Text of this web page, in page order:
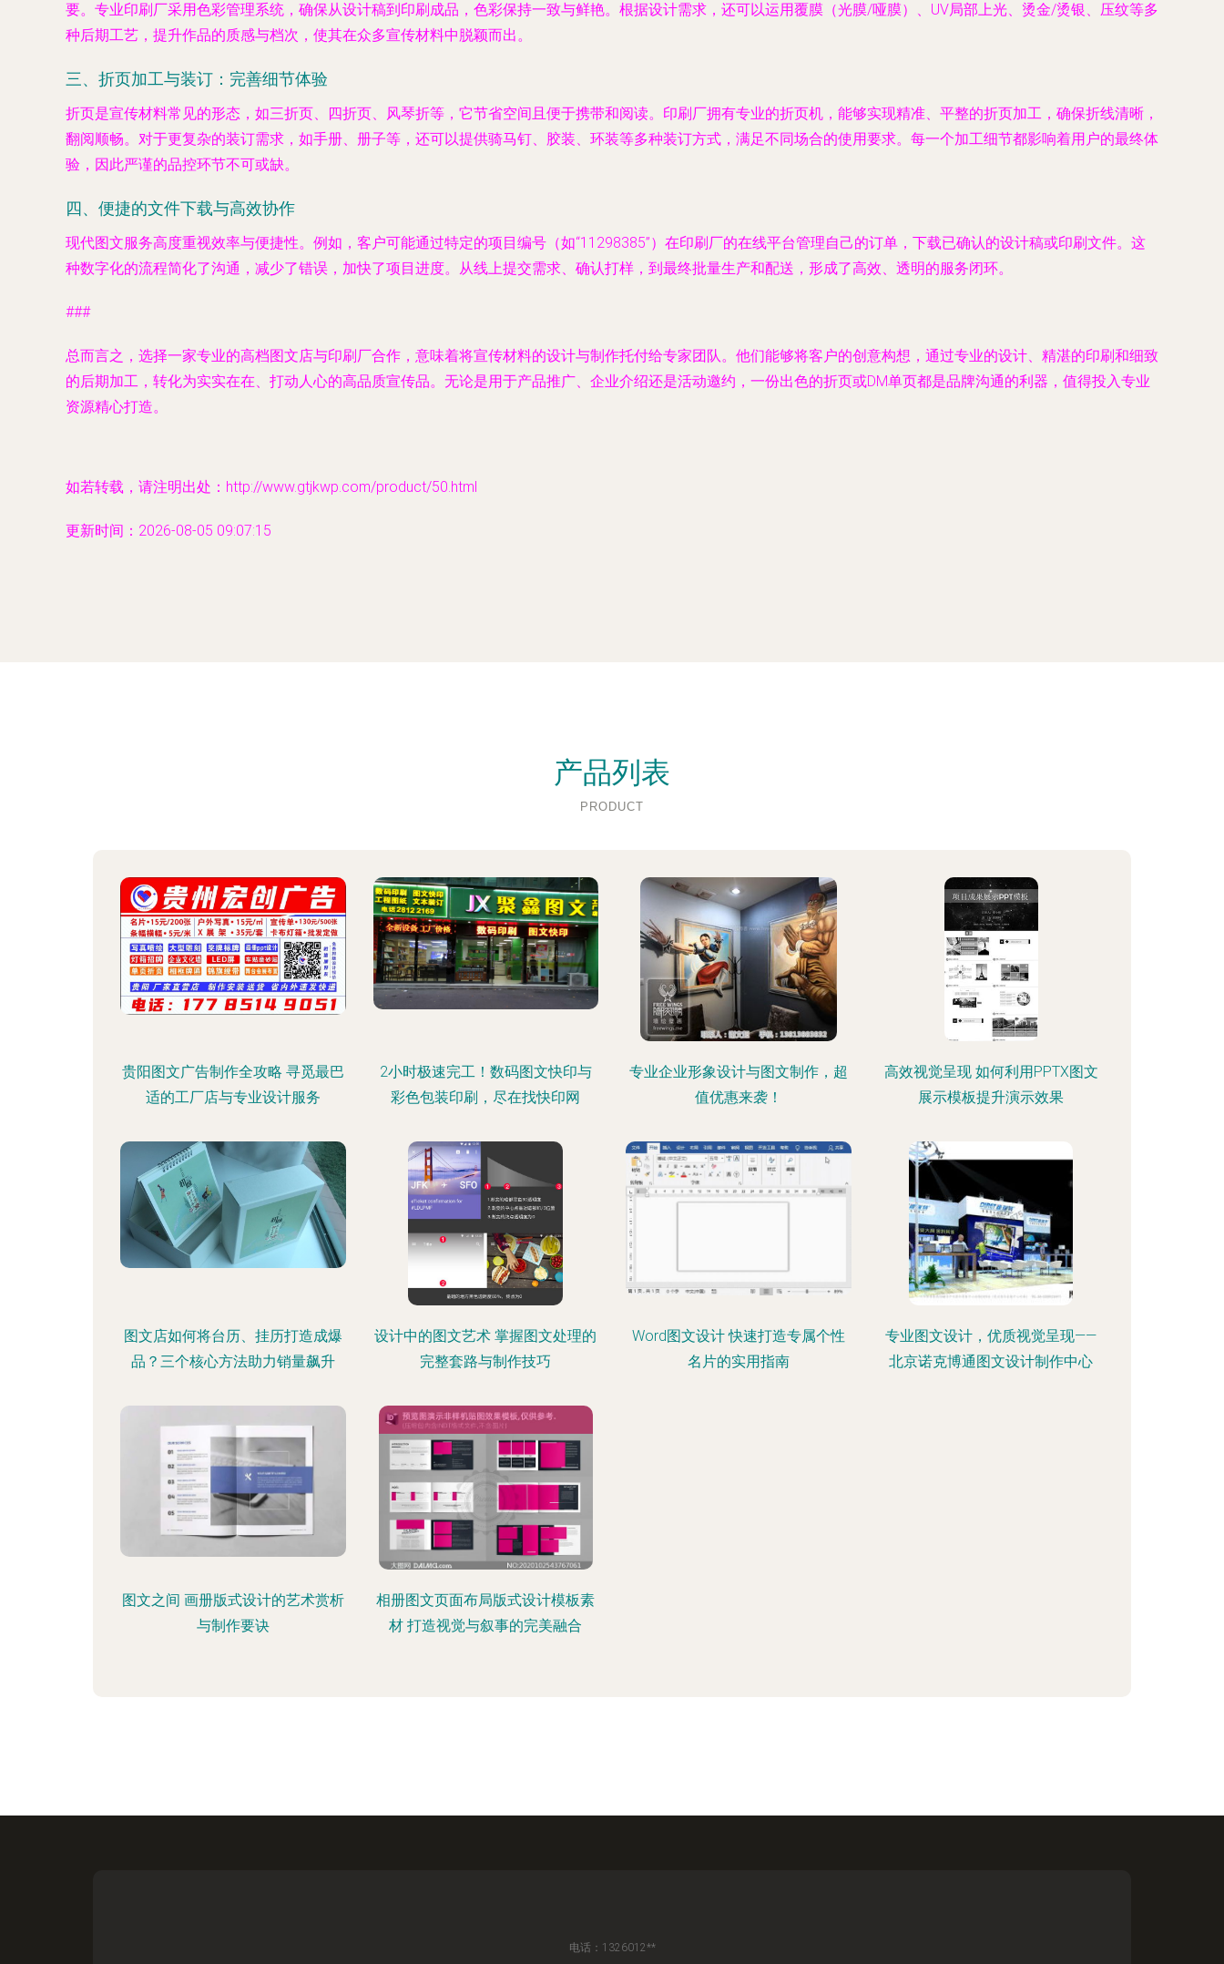
要。专业印刷厂采用色彩管理系统，确保从设计稿到印刷成品，色彩保持一致与鲜艳。根据设计需求，还可以运用覆膜（光膜/哑膜）、UV局部上光、烫金/烫银、压纹等多
种后期工艺，提升作品的质感与档次，使其在众多宣传材料中脱颖而出。
三、折页加工与装订：完善细节体验
折页是宣传材料常见的形态，如三折页、四折页、风琴折等，它节省空间且便于携带和阅读。印刷厂拥有专业的折页机，能够实现精准、平整的折页加工，确保折线清晰，
翻阅顺畅。对于更复杂的装订需求，如手册、册子等，还可以提供骑马钉、胶装、环装等多种装订方式，满足不同场合的使用要求。每一个加工细节都影响着用户的最终体
验，因此严谨的品控环节不可或缺。
四、便捷的文件下载与高效协作
现代图文服务高度重视效率与便捷性。例如，客户可能通过特定的项目编号（如“11298385”）在印刷厂的在线平台管理自己的订单，下载已确认的设计稿或印刷文件。这
种数字化的流程简化了沟通，减少了错误，加快了项目进度。从线上提交需求、确认打样，到最终批量生产和配送，形成了高效、透明的服务闭环。
###
总而言之，选择一家专业的高档图文店与印刷厂合作，意味着将宣传材料的设计与制作托付给专家团队。他们能够将客户的创意构想，通过专业的设计、精湛的印刷和细致
的后期加工，转化为实实在在、打动人心的高品质宣传品。无论是用于产品推广、企业介绍还是活动邀约，一份出色的折页或DM单页都是品牌沟通的利器，值得投入专业
资源精心打造。
如若转载，请注明出处：http://www.gtjkwp.com/product/50.html
更新时间：2026-08-05 09:07:15
产品列表
PRODUCT
贵阳图文广告制作全攻略 寻觅最巴
适的工厂店与专业设计服务
2小时极速完工！数码图文快印与
彩色包装印刷，尽在找快印网
专业企业形象设计与图文制作，超
值优惠来袭！
高效视觉呈现 如何利用PPTX图文
展示模板提升演示效果
图文店如何将台历、挂历打造成爆
品？三个核心方法助力销量飙升
设计中的图文艺术 掌握图文处理的
完整套路与制作技巧
Word图文设计 快速打造专属个性
名片的实用指南
专业图文设计，优质视觉呈现——
北京诺克博通图文设计制作中心
图文之间 画册版式设计的艺术赏析
与制作要诀
相册图文页面布局版式设计模板素
材 打造视觉与叙事的完美融合
电话：1326012**